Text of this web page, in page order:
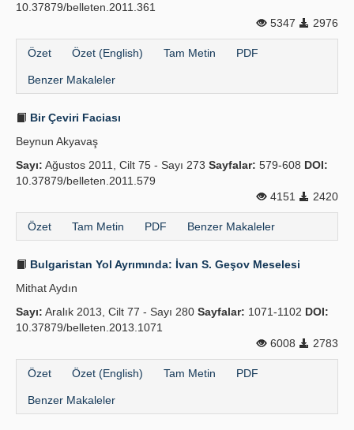
10.37879/belleten.2011.361
5347
2976
Özet Özet (English) Tam Metin PDF
Benzer Makaleler
Bir Çeviri Faciası
Beynun Akyavaş
Sayı: Ağustos 2011, Cilt 75 - Sayı 273 Sayfalar: 579-608 DOI:
10.37879/belleten.2011.579
4151
2420
Özet Tam Metin PDF Benzer Makaleler
Bulgaristan Yol Ayrımında: İvan S. Geşov Mese­lesi
Mithat Aydın
Sayı: Aralık 2013, Cilt 77 - Sayı 280 Sayfalar: 1071-1102 DOI:
10.37879/belleten.2013.1071
6008
2783
Özet Özet (English) Tam Metin PDF
Benzer Makaleler